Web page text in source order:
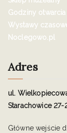
Godziny
Wystawy
Noclegowo.pl
Adres
ul.
Starachowice
Główne wejście